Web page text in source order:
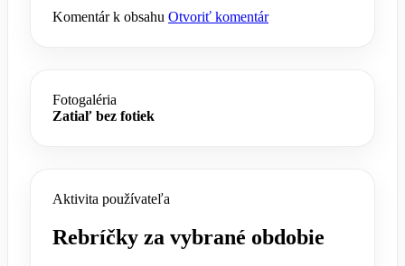
Komentár k obsahu Otvoriť komentár
Fotogaléria
Zatiaľ bez fotiek
Aktivita používateľa
Rebríčky za vybrané obdobie